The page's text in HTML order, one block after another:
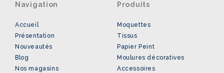
Navigation
Accueil
Présentation
Nouveautés
Blog
Nos magasins
Produits
Moquettes
Tissus
Papier Peint
Moulures décoratives
Accessoires